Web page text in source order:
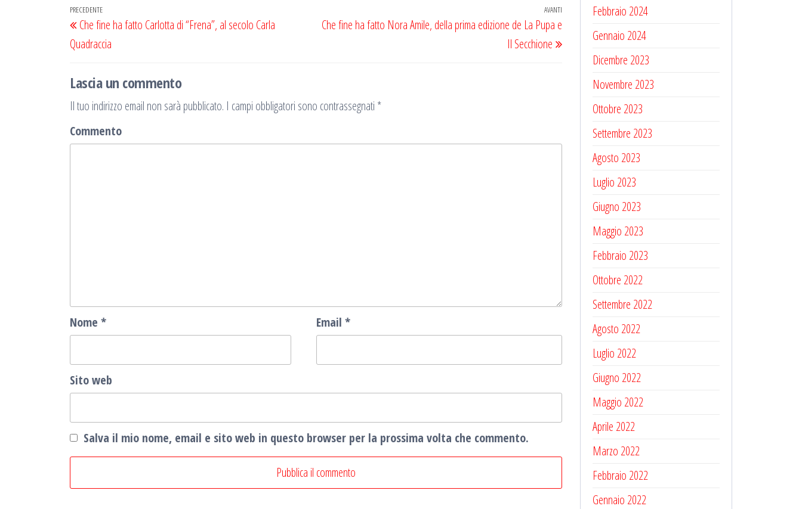
Navigazione
articoli
Articolo
precedente
PRECEDENTE
Che fine ha fatto Carlotta di “Frena”, al secolo Carla
Quadraccia
successivo
AVANTI
Che fine ha fatto Nora Amile, della prima edizione de La Pupa e
Il Secchione
Lascia un commento
Il tuo indirizzo email non sarà pubblicato. I campi obbligatori sono contrassegnati *
Commento
Nome * Email *
Sito web
Salva il mio nome, email e sito web in questo browser per la prossima volta che commento.
Febbraio 2024
Gennaio 2024
Dicembre 2023
Novembre 2023
Ottobre 2023
Settembre 2023
Agosto 2023
Luglio 2023
Giugno 2023
Maggio 2023
Febbraio 2023
Ottobre 2022
Settembre 2022
Agosto 2022
Luglio 2022
Giugno 2022
Maggio 2022
Aprile 2022
Marzo 2022
Febbraio 2022
Gennaio 2022